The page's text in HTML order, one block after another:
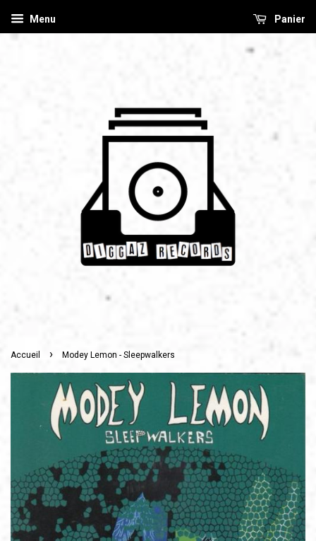
Menu Panier
Accueil › Modey Lemon - Sleepwalkers